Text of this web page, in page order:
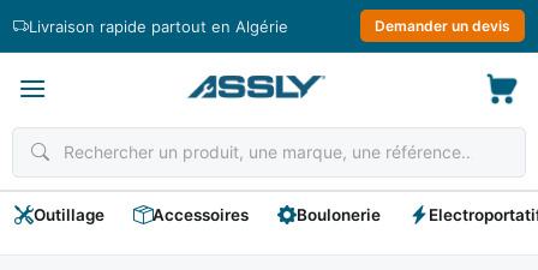
Livraison rapide partout en Algérie Demander un devis
Outillage Accessoires Boulonerie